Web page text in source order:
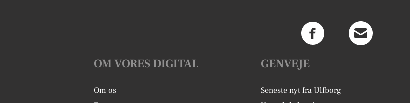
OM VORES DIGITAL
Om os
GENVEJE
Seneste nyt fra Ulfborg